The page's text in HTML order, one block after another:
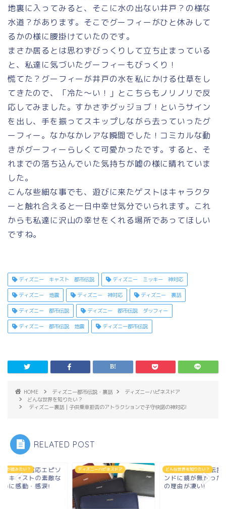
地裏に入ってみると、そこに水の出ない井戸？の様な
水道？があります。そこでグーフィーがひと休みして
るかの様に腰掛けていたのです。
まさか居るとは思わずびっくりして立ち止まっている
と、私達に気づいたグーフィーもびっくり！
慌てた？グーフィーが井戸の水を私にかける仕草をし
てきたので、「冷た〜い！」とこちらもノリノリで反
応してみました。すかさずグッジョブ！というサイン
を出し、手を振ってスキップしながら去っていったグ
ーフィー。なかなかレアな瞬間でした！コミカルな動
きがグーフィーらしくて可愛かったです。すると、そ
れまでの落ち込んでいた気持ちが嘘の様に晴れていま
した。
こんな些細な事でも、遊びに来たゲストはキャラクタ
ーと触れ合えると一日中幸せ気分でいられます。これ
からも私達に沢山の幸せをくれる場所であってほしい
ですね。
ディズニー キャスト 都市伝説 ディズニー ミッキー 神対応
ディズニー 地震 ディズニー 神対応 ディズニー 裏話
ディズニー 都市伝説 ディズニー 都市伝説 ダッフィー
ディズニー 都市伝説 地震 ディズニー都市伝説
HOME ディズニー都市伝説・裏話
ディズニーハピネスドア
どんな世界を知りたい？
ディズニー裏話｜子供乗車拒否のアトラクションで子守快諾の神対応!
RELATED POST
ニーハピネスドア どんな世界を知りたい？
ディズニー都市伝説｜ラ
ンドに鏡が無かった本当
の理由が凄い!
どんな話が読みたい？
ディズニー神対応エ
ード｜キャストの素
心遣いに感動・感涙!